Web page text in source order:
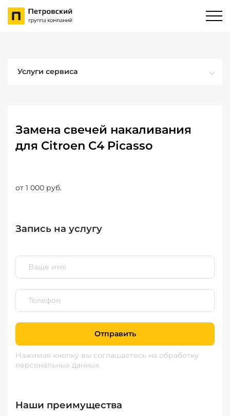
Услуги сервиса
Замена свечей накаливания
для Citroen C4 Picasso
от 1 000 руб.
Запись на услугу
Отправить
Нажимая кнопку вы соглашаетесь на обработку
персональных данных
Наши преимущества